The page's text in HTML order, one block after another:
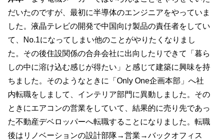
だいたのですが、最初に半導体のエンジニアをやっていま
した。液晶テレビの開発で中国向け製品の責任者をしてい
て、No.1になってしまい他のことがやりたくなりまし
た。その後住設関係の合弁会社に出向したりできて「暮ら
しの中に溶け込む感じが得たい」と感じて建築に興味を持
ちました。そのようなときに「Only One企画本部」へ社
内転職をしまして、インテリア部門に異動しました。その
ときにエアコンの営業をしていて、結果的に売り先であっ
た不動産デベロッパーへ転職することになりました。転職
後はリノベーションの設計部隊→営業→バックオフィス